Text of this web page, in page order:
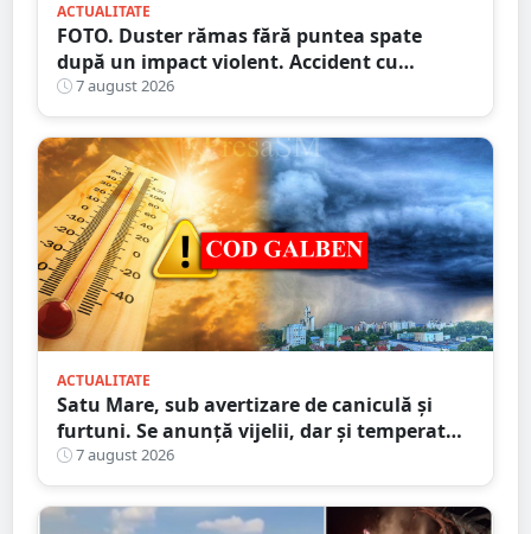
ACTUALITATE
FOTO. Duster rămas fără puntea spate
după un impact violent. Accident cu
implicarea unei mașini din Satu Mare
7 august 2026
ACTUALITATE
Satu Mare, sub avertizare de caniculă și
furtuni. Se anunță vijelii, dar și temperaturi
ridicate. Avertizarea ANM
7 august 2026